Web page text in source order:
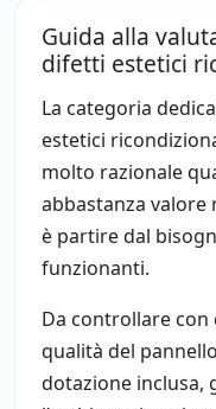
Guida alla
difetti estetici
La categoria
estetici
molto razionale
abbastanza valore
è partire dal
funzionanti.
Da controllare con
qualità del
dotazione inclusa,